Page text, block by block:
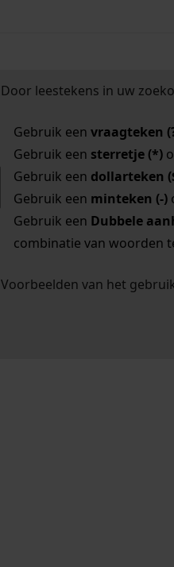
Door leestekens in uw
Gebruik een vraagteken
Gebruik een sterretje (*)
Gebruik een dollarteken
Gebruik een minteken (-)
Gebruik een Dubbele
combinatie van woorden
Voorbeelden van het